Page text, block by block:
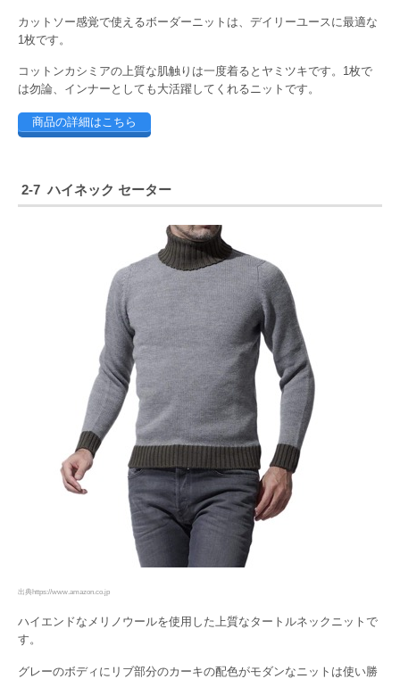
カットソー感覚で使えるボーダーニットは、デイリーユースに最適な
1枚です。
コットンカシミアの上質な肌触りは一度着るとヤミツキです。1枚で
は勿論、インナーとしても大活躍してくれるニットです。
商品の詳細はこちら
2-7 ハイネック セーター
出典https://www.amazon.co.jp
ハイエンドなメリノウールを使用した上質なタートルネックニットで
す。
グレーのボディにリブ部分のカーキの配色がモダンなニットは使い勝